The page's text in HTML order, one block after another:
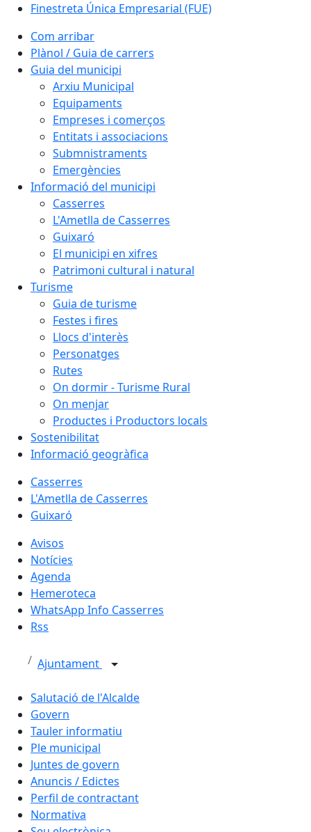
Finestreta Única Empresarial (FUE)
Com arribar
Plànol / Guia de carrers
Guia del municipi
Arxiu Municipal
Equipaments
Empreses i comerços
Entitats i associacions
Submnistraments
Emergències
Informació del municipi
Casserres
L'Ametlla de Casserres
Guixaró
El municipi en xifres
Patrimoni cultural i natural
Turisme
Guia de turisme
Festes i fires
Llocs d'interès
Personatges
Rutes
On dormir - Turisme Rural
On menjar
Productes i Productors locals
Sostenibilitat
Informació geogràfica
Casserres
L'Ametlla de Casserres
Guixaró
Avisos
Notícies
Agenda
Hemeroteca
WhatsApp Info Casserres
Rss
Ajuntament
Salutació de l'Alcalde
Govern
Tauler informatiu
Ple municipal
Juntes de govern
Anuncis / Edictes
Perfil de contractant
Normativa